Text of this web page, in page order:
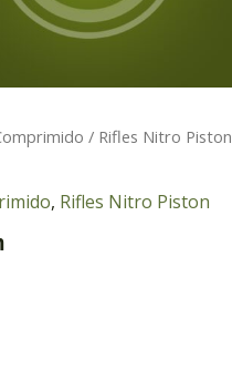
/ Rifles Nitro Piston
, Rifles Nitro Piston